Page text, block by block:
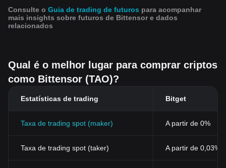
Consulte o Guia de trading de futuros para acompanhar
mais insights sobre futuros de Bittensor e dados
relacionados
Qual é o melhor lugar para comprar criptos
como Bittensor (TAO)?
Estatísticas de trading Bitget
Taxa de trading spot (maker) A partir de 0%
Taxa de trading spot (taker) A partir de 0,03%